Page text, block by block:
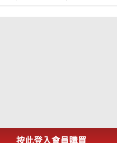
按此登入會員購買
金庫、第一銀行、華南銀行、